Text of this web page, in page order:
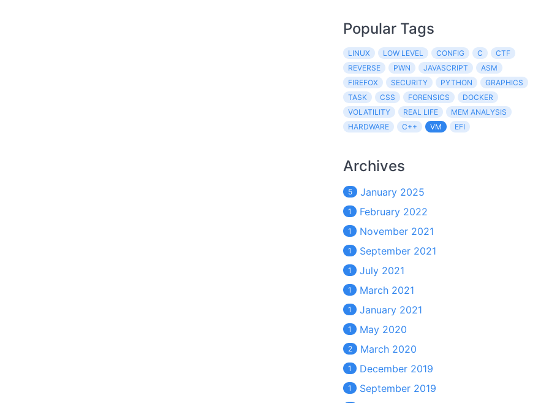
Popular Tags
LINUX LOW LEVEL CONFIG C
CTF
REVERSE
PWN JAVASCRIPT
ASM
FIREFOX
SECURITY PYTHON
GRAPHICS
TASK
CSS FORENSICS
DOCKER
VOLATILITY
REAL LIFE
MEM ANALYSIS
HARDWARE
C++ VM EFI
Archives
5 January 2025
1 February 2022
1 November 2021
1 September 2021
1 July 2021
1 March 2021
1 January 2021
1 May 2020
2 March 2020
1 December 2019
1
September 2019